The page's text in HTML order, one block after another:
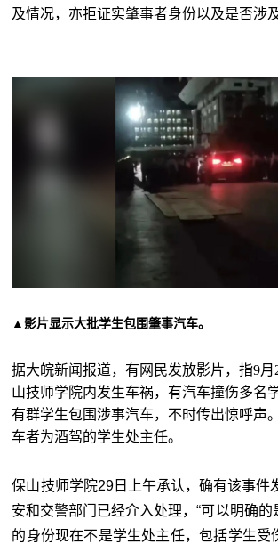
及情况，亦拒证实肇事者身份以及是否涉
▲影片显示大批学生包围肇事汽车。
据大皖新闻报道，有网民发放影片，指9
山技师学院内发生车祸，有汽车撞伤多名
有群学生包围涉事汽车，不时传出惊呼声
车者为酒驾的学生处主任。
保山技师学院29日上午承认，确有该事件
安和交警部门已经介入处理，“可以明确的
的身份现在不是学生处主任，包括学生受